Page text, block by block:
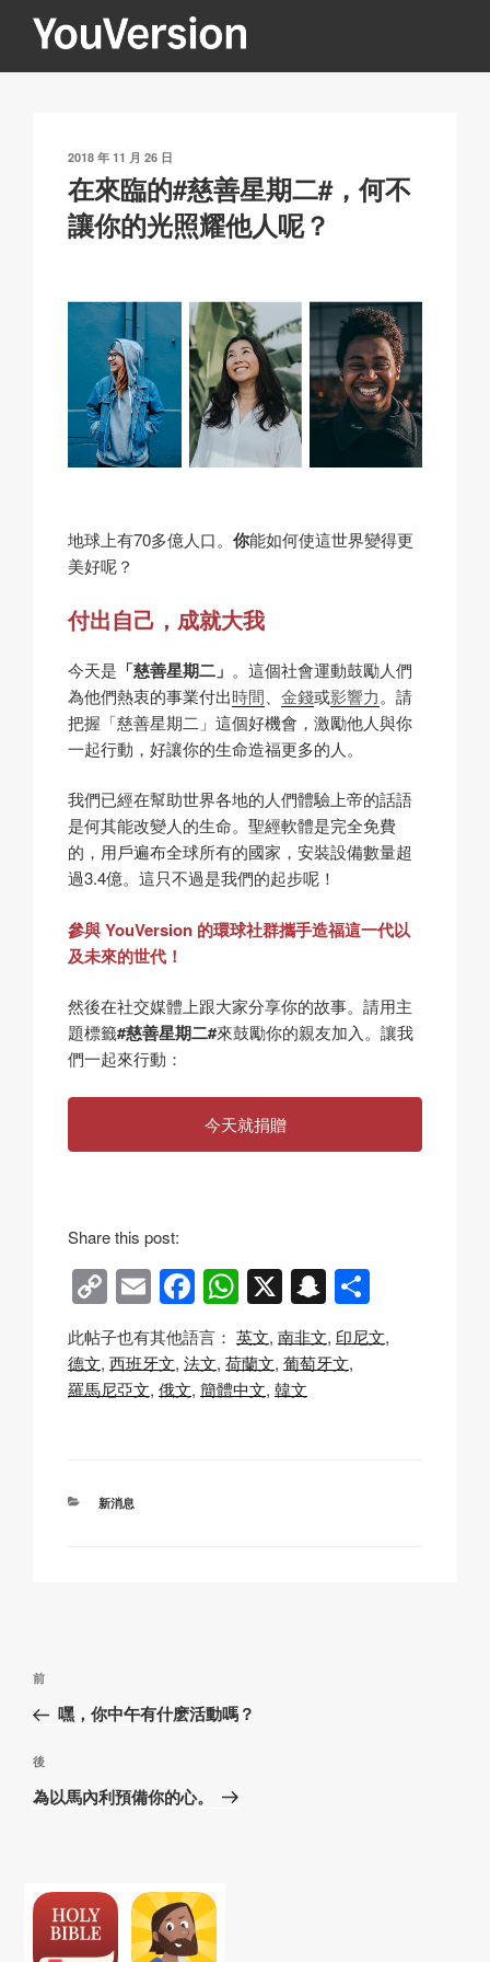
YOUVERSION
Seeking God every day.
發
表
於
2018 年 11 月 26 日
在來臨的#慈善星期二#，何不
讓你的光照耀他人呢？
地球上有70多億人口。 你能如何使這世界變得更
美好呢？
付出自己，成就大我
今天是 「慈善星期二」 。這個社會運動鼓勵人們
為他們熱衷的事業付出時間 金錢或影響力。請
把握「慈善星期二」這個好機會，激勵他人與你
一起行動，好讓你的生命造福更多的人。
我們已經在幫助世界各地的人們體驗上帝的話語
是何其能改變人的生命。聖經軟體是完全免費
的，用戶遍布全球所有的國家，安裝設備數量超
過3.4億。這只不過是我們的起步呢！
參與 YouVersion 的環球社群攜手造福這一代以
及未來的世代！
然後在社交媒體上跟大家分享你的故事。請用主
題標籤#慈善星期二#來鼓勵你的親友加入。讓我
們一起來行動：
今天就捐贈
Share this post:
C
o
p
y
k
E
m
ail
F
a
c
e
W
h
at
s
X S
n
a
享
此帖子也有其他語言： 英文 南非文 印尼文
德文 西班牙文 法文 荷蘭文 葡萄牙文
羅馬尼亞文 俄文 簡體中文 韓文
分
新消息
文
導
覽
上
一
文
章
前
嘿，你中午有什麽活動嗎？
下
篇
後
為以馬內利預備你的心。